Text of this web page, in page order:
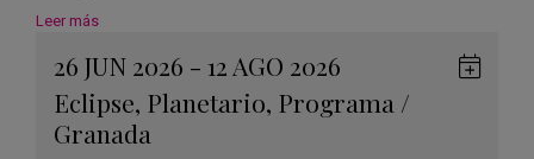
Leer más
26 JUN 2026 - 12 AGO 2026
Eclipse, Planetario, Programa /
Granada